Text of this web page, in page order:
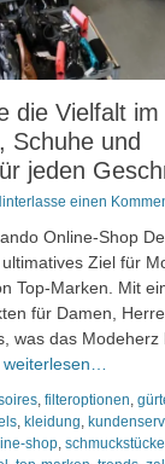
die Vielfalt
Schuhe und
jeden
einen
Online-Shop
Ziel für
Top-Marken. Mit
für Damen,
was das Modeherz
weiterlesen…
, filteroptionen,
, kleidung,
shop, schmuckstücke